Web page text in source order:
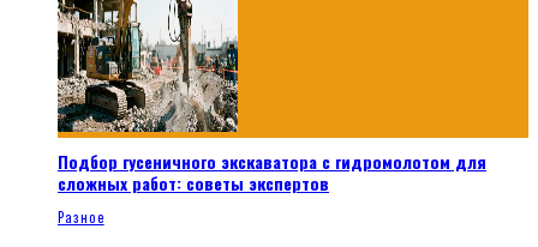
Подбор гусеничного экскаватора с гидромолотом для
сложных работ: советы экспертов
Разное